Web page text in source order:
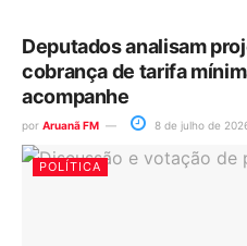
Deputados analisam
cobrança de tarifa
acompanhe
por Aruanã FM 8 de julho de
POLÍTICA